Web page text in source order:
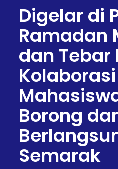
Digelar di
Ramadan
dan Tebar
Kolaborasi
Borong
Semarak